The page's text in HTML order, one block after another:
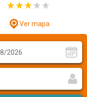
Ver mapa